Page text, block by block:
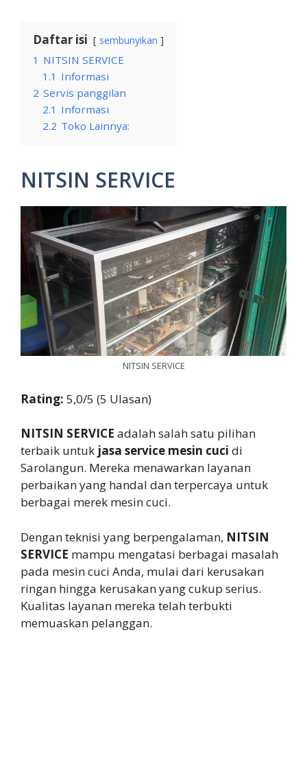
Daftar isi sembunyikan
1 NITSIN SERVICE
1.1 Informasi
2 Servis panggilan
2.1 Informasi
2.2 Toko Lainnya:
NITSIN SERVICE
NITSIN SERVICE
Rating: 5,0/5 (5 Ulasan)
NITSIN SERVICE adalah salah satu pilihan
terbaik untuk jasa service mesin cuci di
Sarolangun. Mereka menawarkan layanan
perbaikan yang handal dan terpercaya untuk
berbagai merek mesin cuci.
Dengan teknisi yang berpengalaman, NITSIN
SERVICE mampu mengatasi berbagai masalah
pada mesin cuci Anda, mulai dari kerusakan
ringan hingga kerusakan yang cukup serius.
Kualitas layanan mereka telah terbukti
memuaskan pelanggan.